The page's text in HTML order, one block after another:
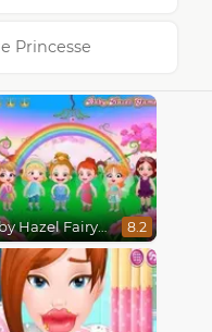
Princesse
Baby Hazel Fairyland Ballet 8.2